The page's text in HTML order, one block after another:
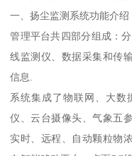
一、扬尘监测系统功能介绍
管理平台共四部分组成：
线监测仪、数据采集和传
信息.
系统集成了物联网、大数
仪、云台摄像头、气象五
实时、远程、自动颗粒物